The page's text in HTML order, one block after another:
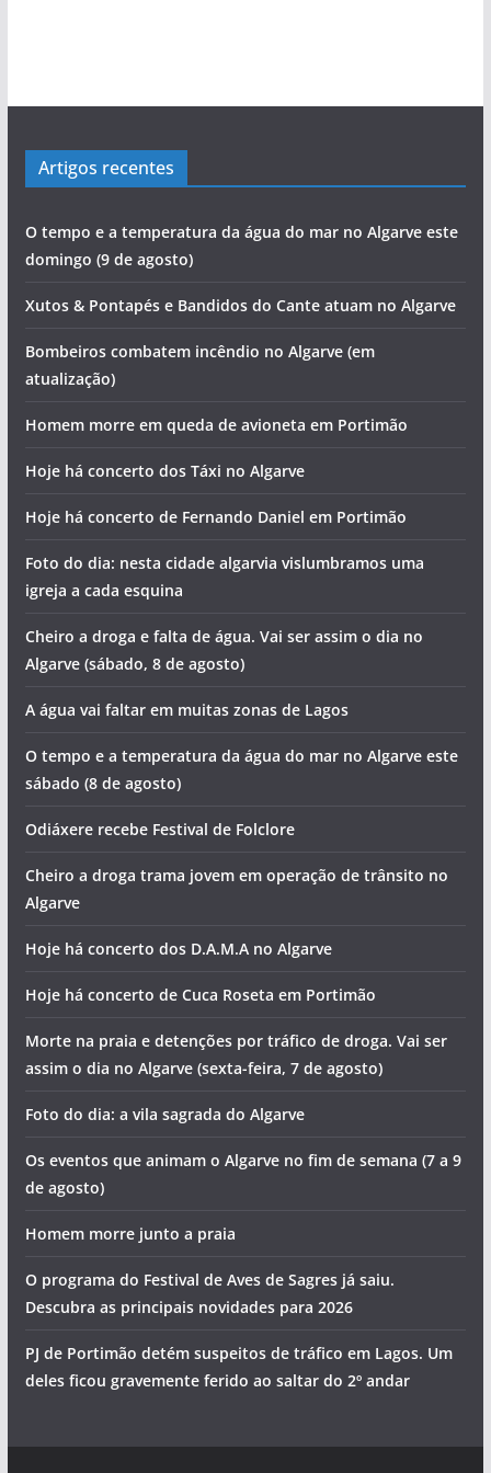
Artigos recentes
O tempo e a temperatura da água do mar no Algarve este
domingo (9 de agosto)
Xutos & Pontapés e Bandidos do Cante atuam no Algarve
Bombeiros combatem incêndio no Algarve (em
atualização)
Homem morre em queda de avioneta em Portimão
Hoje há concerto dos Táxi no Algarve
Hoje há concerto de Fernando Daniel em Portimão
Foto do dia: nesta cidade algarvia vislumbramos uma
igreja a cada esquina
Cheiro a droga e falta de água. Vai ser assim o dia no
Algarve (sábado, 8 de agosto)
A água vai faltar em muitas zonas de Lagos
O tempo e a temperatura da água do mar no Algarve este
sábado (8 de agosto)
Odiáxere recebe Festival de Folclore
Cheiro a droga trama jovem em operação de trânsito no
Algarve
Hoje há concerto dos D.A.M.A no Algarve
Hoje há concerto de Cuca Roseta em Portimão
Morte na praia e detenções por tráfico de droga. Vai ser
assim o dia no Algarve (sexta-feira, 7 de agosto)
Foto do dia: a vila sagrada do Algarve
Os eventos que animam o Algarve no fim de semana (7 a 9
de agosto)
Homem morre junto a praia
O programa do Festival de Aves de Sagres já saiu.
Descubra as principais novidades para 2026
PJ de Portimão detém suspeitos de tráfico em Lagos. Um
deles ficou gravemente ferido ao saltar do 2º andar